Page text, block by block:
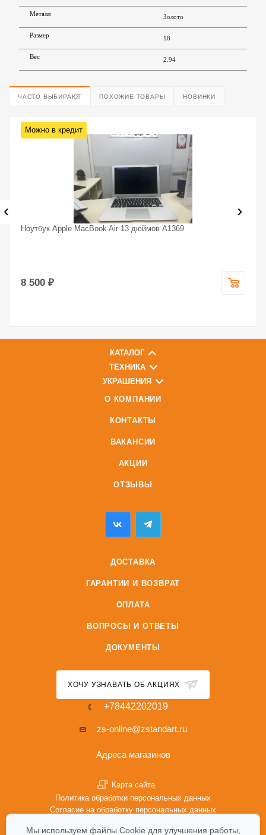
Металл Золото
Размер 18
Вес 2.94
ЧАСТО ВЫБИРАЮТ ПОХОЖИЕ ТОВАРЫ НОВИНКИ
Можно в кредит
Ноутбук Apple MacBook Air 13 дюймов A1369
8 500 ₽
‹ ›
КАТАЛОГ
ТЕХНИКА
УКРАШЕНИЯ
О КОМПАНИИ
КОНТАКТЫ
ВАКАНСИИ
АКЦИИ
ОТЗЫВЫ
ДОСТАВКА
ГАРАНТИИ И ВОЗВРАТ
ОПЛАТА
ВОПРОСЫ И ОТВЕТЫ
ДОКУМЕНТЫ
ХОЧУ УЗНАВАТЬ ОБ АКЦИЯХ
+78442202019
zs-online@zstandart.ru
Адреса магазинов
Карта сайта
Политика обработки персональных данных
Согласие на обработку персональных данных
Мы используем файлы Cookie для улучшения работы,